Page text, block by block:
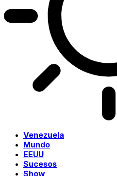
Venezuela
Mundo
EEUU
Sucesos
Show